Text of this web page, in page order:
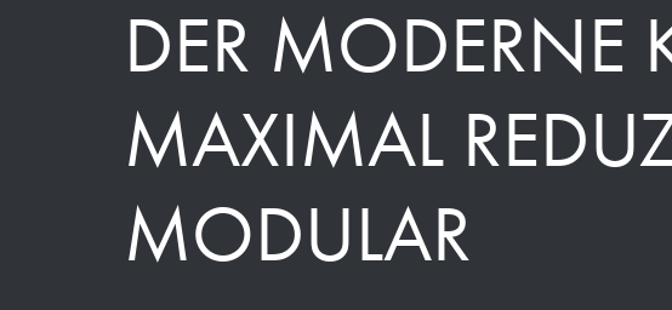
DER MODERNE
MAXIMAL
MODULAR